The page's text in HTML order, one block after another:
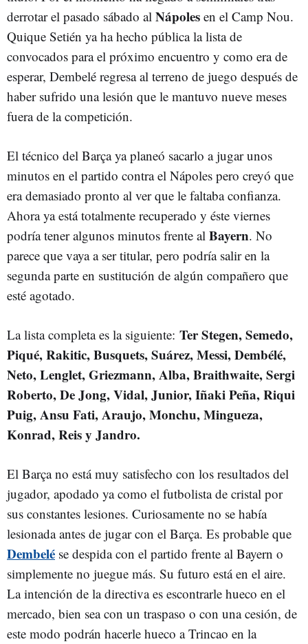
derrotar el pasado sábado al Nápoles en el Camp Nou.
Quique Setién ya ha hecho pública la lista de
convocados para el próximo encuentro y como era de
esperar, Dembelé regresa al terreno de juego después de
haber sufrido una lesión que le mantuvo nueve meses
fuera de la competición.
El técnico del Barça ya planeó sacarlo a jugar unos
minutos en el partido contra el Nápoles pero creyó que
era demasiado pronto al ver que le faltaba confianza.
Ahora ya está totalmente recuperado y éste viernes
podría tener algunos minutos frente al Bayern. No
parece que vaya a ser titular, pero podría salir en la
segunda parte en sustitución de algún compañero que
esté agotado.
La lista completa es la siguiente: Ter Stegen, Semedo,
Piqué, Rakitic, Busquets, Suárez, Messi, Dembélé,
Neto, Lenglet, Griezmann, Alba, Braithwaite, Sergi
Roberto, De Jong, Vidal, Junior, Iñaki Peña, Riqui
Puig, Ansu Fati, Araujo, Monchu, Mingueza,
Konrad, Reis y Jandro.
El Barça no está muy satisfecho con los resultados del
jugador, apodado ya como el futbolista de cristal por
sus constantes lesiones. Curiosamente no se había
lesionada antes de jugar con el Barça. Es probable que
Dembelé se despida con el partido frente al Bayern o
simplemente no juegue más. Su futuro está en el aire.
La intención de la directiva es escontrarle hueco en el
mercado, bien sea con un traspaso o con una cesión, de
este modo podrán hacerle hueco a Trincao en la